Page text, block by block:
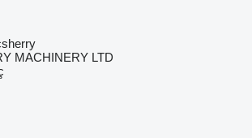
MACHINERY LTD